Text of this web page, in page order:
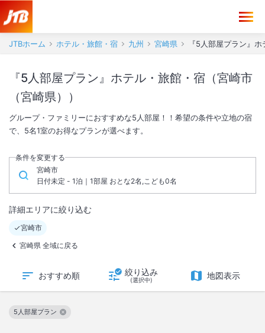
JTBホーム ホテル・旅館・宿 九州 宮崎県 『5人部屋プラン』
『5人部屋プラン』ホテル・旅館・宿（宮崎市
（宮崎県））
グループ・ファミリーにおすすめな5人部屋！！希望の条件や立地の宿
で、5名1室のお得なプランが選べます。
条件を変更する
宮崎市
日付未定 - 1泊｜1部屋 おとな2名,こども0名
詳細エリアに絞り込む
宮崎市
宮崎県 全域に戻る
おすすめ順 絞り込み
(選択中) 地図表示
5人部屋プラン
この絞り込み条件を解除